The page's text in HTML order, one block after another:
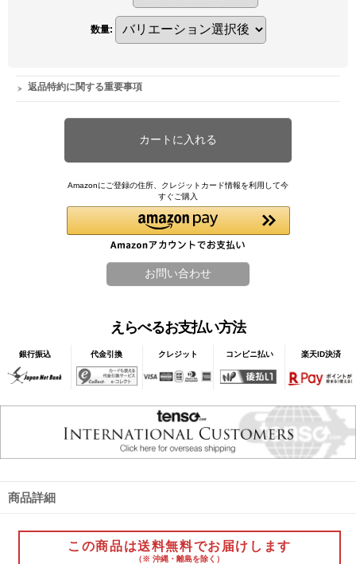
数量:
返品特約に関する重要事項
Amazonにご登録の住所、クレジットカード情報を利用して今
すぐご購入
えらべるお支払い方法
銀行振込 代金引換 クレジット コンビニ払い 楽天ID決済
商品詳細
この商品は送料無料でお届けします
（※ 沖縄・離島を除く）